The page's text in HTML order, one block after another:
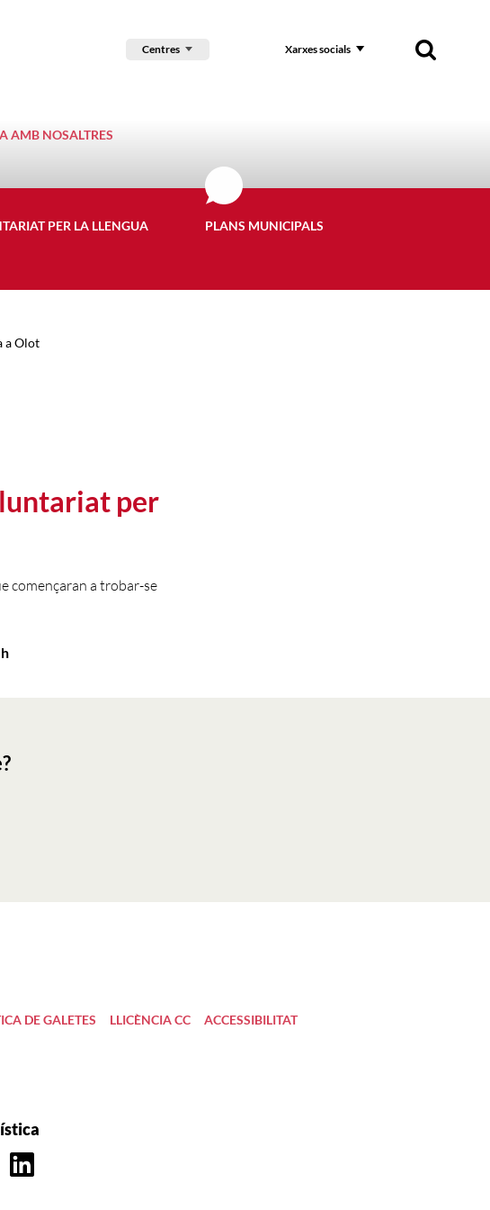
Centres Xarxes socials
AMB NOSALTRES
PER LA LLENGUA PLANS MUNICIPALS
a Olot
per
començaran a trobar-se
DE GALETES LLICÈNCIA CC ACCESSIBILITAT